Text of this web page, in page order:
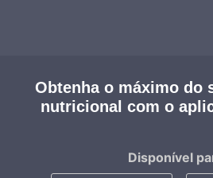
Obtenha o máximo do
nutricional com o
Disponível